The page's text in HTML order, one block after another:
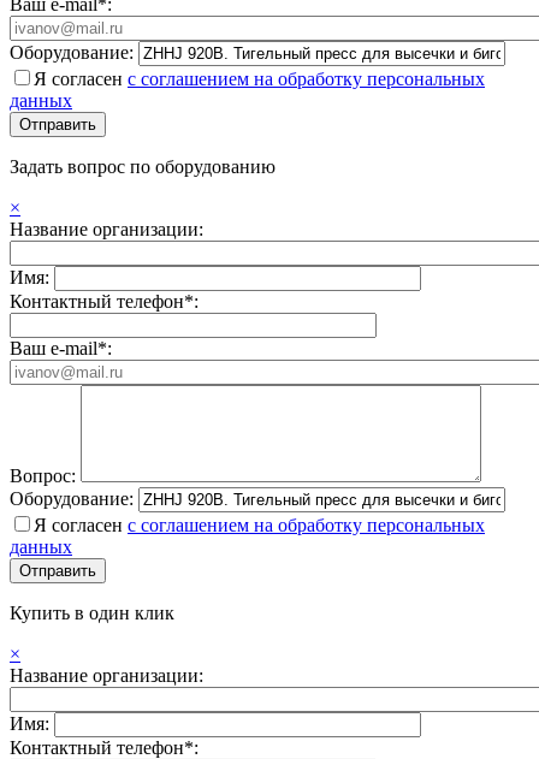
Оборудование:
Я согласен с соглашением на обработку персональных
данных
Задать вопрос по оборудованию
×
Название организации:
Имя:
Контактный телефон*:
Ваш e-mail*:
Вопрос:
Оборудование:
Я согласен с соглашением на обработку персональных
данных
Купить в один клик
×
Название организации:
Имя:
Контактный телефон*: